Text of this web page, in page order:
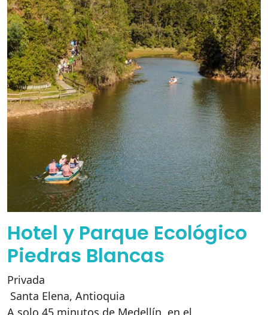
Hotel y Parque Ecológico
Piedras Blancas
Privada
Santa Elena, Antioquia
A solo 45 minutos de Medellín, en el